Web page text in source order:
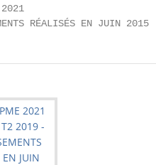
2021
RÉALISÉS EN JUIN 2015